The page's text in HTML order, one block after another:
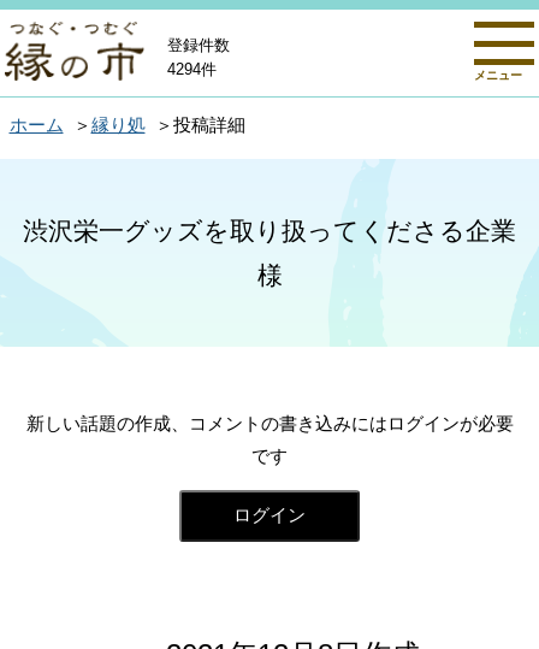
メニュー
登録件数
4294件
ホーム 縁り処 投稿詳細
渋沢栄一グッズを取り扱ってくださる企業
様
新しい話題の作成、コメントの書き込みにはログインが必要
です
ログイン